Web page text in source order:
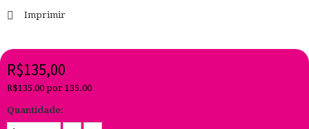
Imprimir
R$135,00
R$135,00 por 135.00
Quantidade: